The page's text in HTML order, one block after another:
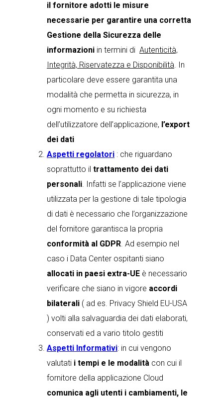
il fornitore adotti le misure
necessarie per garantire una corretta
Gestione della Sicurezza delle
informazioni in termini di Autenticità,
Integrità, Riservatezza e Disponibilità. In
particolare deve essere garantita una
modalità che permetta in sicurezza, in
ogni momento e su richiesta
dell’utilizzatore dell’applicazione, l’export
dei dati
Aspetti regolatori : che riguardano
soprattutto il trattamento dei dati
personali. Infatti se l’applicazione viene
utilizzata per la gestione di tale tipologia
di dati è necessario che l’organizzazione
del fornitore garantisca la propria
conformità al GDPR. Ad esempio nel
caso i Data Center ospitanti siano
allocati in paesi extra-UE è necessario
verificare che siano in vigore accordi
bilaterali ( ad es. Privacy Shield EU-USA
) volti alla salvaguardia dei dati elaborati,
conservati ed a vario titolo gestiti
Aspetti Informativi: in cui vengono
valutati i tempi e le modalità con cui il
fornitore della applicazione Cloud
comunica agli utenti i cambiamenti, le